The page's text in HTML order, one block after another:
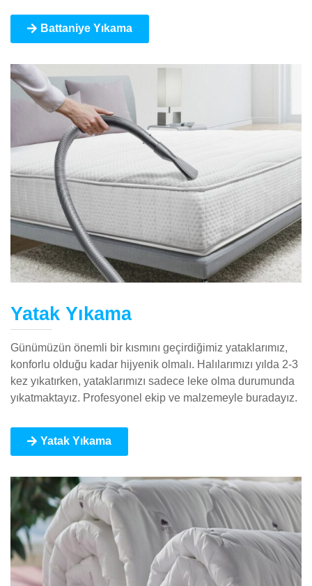
Battaniye Yıkama
Yatak Yıkama
Günümüzün önemli bir kısmını geçirdiğimiz yataklarımız,
konforlu olduğu kadar hijyenik olmalı. Halılarımızı yılda 2-3
kez yıkatırken, yataklarımızı sadece leke olma durumunda
yıkatmaktayız. Profesyonel ekip ve malzemeyle buradayız.
Yatak Yıkama